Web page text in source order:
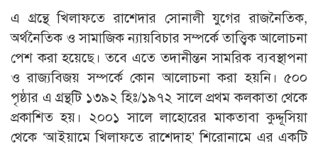
এ গ্রন্থে খিলাফতে রাশেদার সোনালী যুগের রাজনৈতিক,
অর্থনৈতিক ও সামাজিক ন্যায়বিচার সম্পর্কে তাত্ত্বিক আলোচনা
পেশ করা হয়েছে। তবে এতে তদানীন্তন সামরিক ব্যবস্থাপনা
ও রাজ্যবিজয় সম্পর্কে কোন আলোচনা করা হয়নি। ৫০০
পৃষ্ঠার এ গ্রন্থটি ১৩৯২ হিঃ/১৯৭২ সালে প্রথম কলকাতা থেকে
প্রকাশিত হয়। ২০০১ সালে লাহোরের মাকতাবা কুদ্দূসিয়া
থেকে ‘আইয়ামে খিলাফতে রাশেদাহ’ শিরোনামে এর একটি